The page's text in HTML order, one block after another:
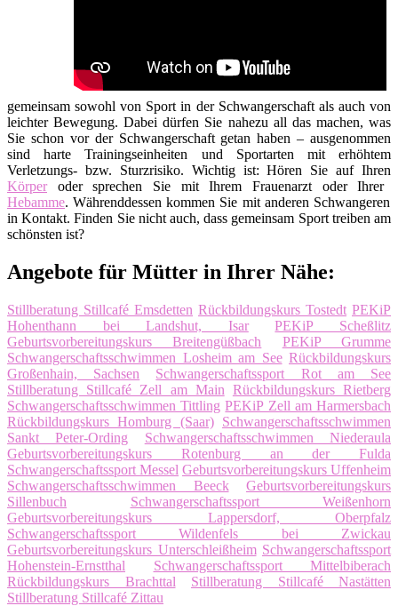
gemeinsam sowohl von Sport in der Schwangerschaft als auch von
leichter Bewegung. Dabei dürfen Sie nahezu all das machen, was
Sie schon vor der Schwangerschaft getan haben – ausgenommen
sind harte Trainingseinheiten und Sportarten mit erhöhtem
Verletzungs- bzw. Sturzrisiko. Wichtig ist: Hören Sie auf Ihren
Körperoder sprechen Sie mit Ihrem Frauenarzt oder Ihrer
Hebamme. Währenddessen kommen Sie mit anderen Schwangeren
in Kontakt. Finden Sie nicht auch, dass gemeinsam Sport treiben am
schönsten ist?
Angebote für Mütter in Ihrer Nähe:
Stillberatung Stillcafé Emsdetten Rückbildungskurs Tostedt PEKiP
Hohenthann bei Landshut, Isar
PEKiP Scheßlitz
Geburtsvorbereitungskurs Breitengüßbach
PEKiP Grumme
Schwangerschaftsschwimmen Losheim am See Rückbildungskurs
Großenhain, Sachsen
Schwangerschaftssport Rot am See
Stillberatung Stillcafé Zell am Main Rückbildungskurs Rietberg
Schwangerschaftsschwimmen Tittling PEKiP Zell am Harmersbach
Rückbildungskurs Homburg (Saar)
Schwangerschaftsschwimmen
Sankt Peter-Ording
Schwangerschaftsschwimmen Niederaula
Geburtsvorbereitungskurs Rotenburg an der Fulda
Schwangerschaftssport Messel Geburtsvorbereitungskurs Uffenheim
Schwangerschaftsschwimmen Beeck
Geburtsvorbereitungskurs
Sillenbuch
Schwangerschaftssport Weißenhorn
Geburtsvorbereitungskurs Lappersdorf, Oberpfalz
Schwangerschaftssport Wildenfels bei Zwickau
Geburtsvorbereitungskurs Unterschleißheim Schwangerschaftssport
Hohenstein-Ernstthal
Schwangerschaftssport Mittelbiberach
Rückbildungskurs Brachttal
Stillberatung Stillcafé Nastätten
Stillberatung Stillcafé Zittau